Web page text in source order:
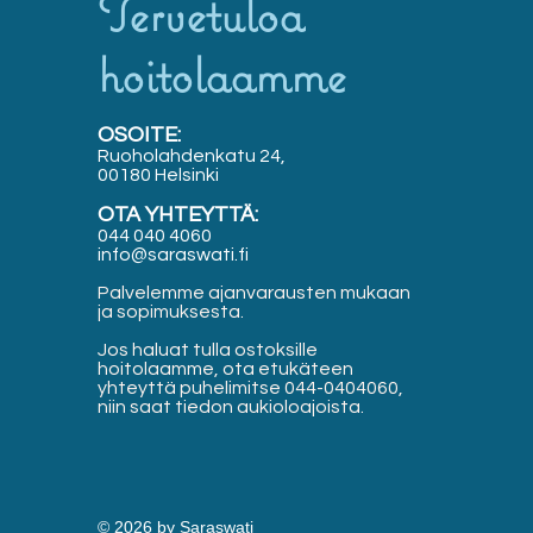
Tervetuloa
hoitolaamme
OSOITE:
Ruoholahdenkatu 24,
00180 Helsinki
OTA YHTEYTTÄ:
044 040 4060
info@saraswati.fi
Palvelemme ajanvarausten mukaan
ja sopimuksesta.
Jos haluat tulla ostoksille
hoitolaamme, ota etukäteen
yhteyttä puhelimitse 044-0404060,
niin saat tiedon aukioloajoista.
© 2026 by Saraswati